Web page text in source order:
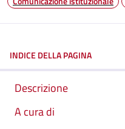
INDICE DELLA PAGINA
Descrizione
A cura di